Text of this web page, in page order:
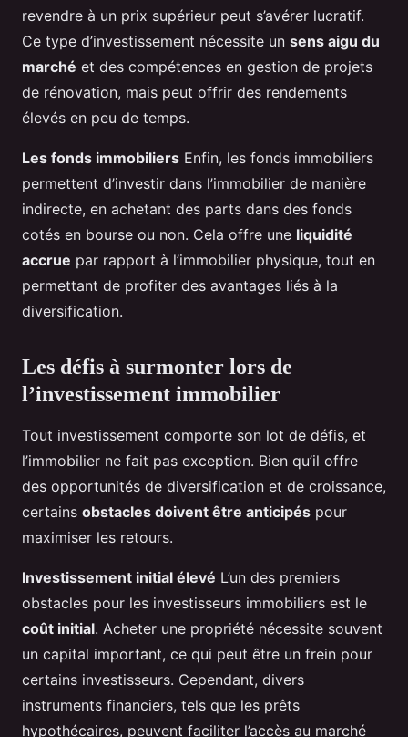
revendre à un prix supérieur peut s’avérer lucratif.
Ce type d’investissement nécessite un sens aigu du
marché et des compétences en gestion de projets
de rénovation, mais peut offrir des rendements
élevés en peu de temps.
Les fonds immobiliers Enfin, les fonds immobiliers
permettent d’investir dans l’immobilier de manière
indirecte, en achetant des parts dans des fonds
cotés en bourse ou non. Cela offre une liquidité
accrue par rapport à l’immobilier physique, tout en
permettant de profiter des avantages liés à la
diversification.
Les défis à surmonter lors de
l’investissement immobilier
Tout investissement comporte son lot de défis, et
l’immobilier ne fait pas exception. Bien qu’il offre
des opportunités de diversification et de croissance,
certains obstacles doivent être anticipés pour
maximiser les retours.
Investissement initial élevé L’un des premiers
obstacles pour les investisseurs immobiliers est le
coût initial. Acheter une propriété nécessite souvent
un capital important, ce qui peut être un frein pour
certains investisseurs. Cependant, divers
instruments financiers, tels que les prêts
hypothécaires, peuvent faciliter l’accès au marché